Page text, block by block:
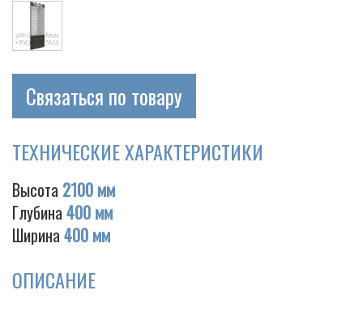
Связаться по товару
ТЕХНИЧЕСКИЕ ХАРАКТЕРИСТИКИ
Высота 2100 мм
Глубина 400 мм
Ширина 400 мм
ОПИСАНИЕ